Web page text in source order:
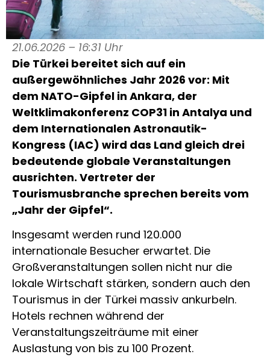
21.06.2026 – 16:31 Uhr
Die Türkei bereitet sich auf ein
außergewöhnliches Jahr 2026 vor: Mit
dem NATO-Gipfel in Ankara, der
Weltklimakonferenz COP31 in Antalya und
dem Internationalen Astronautik-
Kongress (IAC) wird das Land gleich drei
bedeutende globale Veranstaltungen
ausrichten. Vertreter der
Tourismusbranche sprechen bereits vom
„Jahr der Gipfel“.
Insgesamt werden rund 120.000
internationale Besucher erwartet. Die
Großveranstaltungen sollen nicht nur die
lokale Wirtschaft stärken, sondern auch den
Tourismus in der Türkei massiv ankurbeln.
Hotels rechnen während der
Veranstaltungszeiträume mit einer
Auslastung von bis zu 100 Prozent.